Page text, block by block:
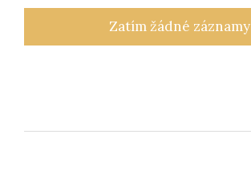
Zatím žádné záznamy